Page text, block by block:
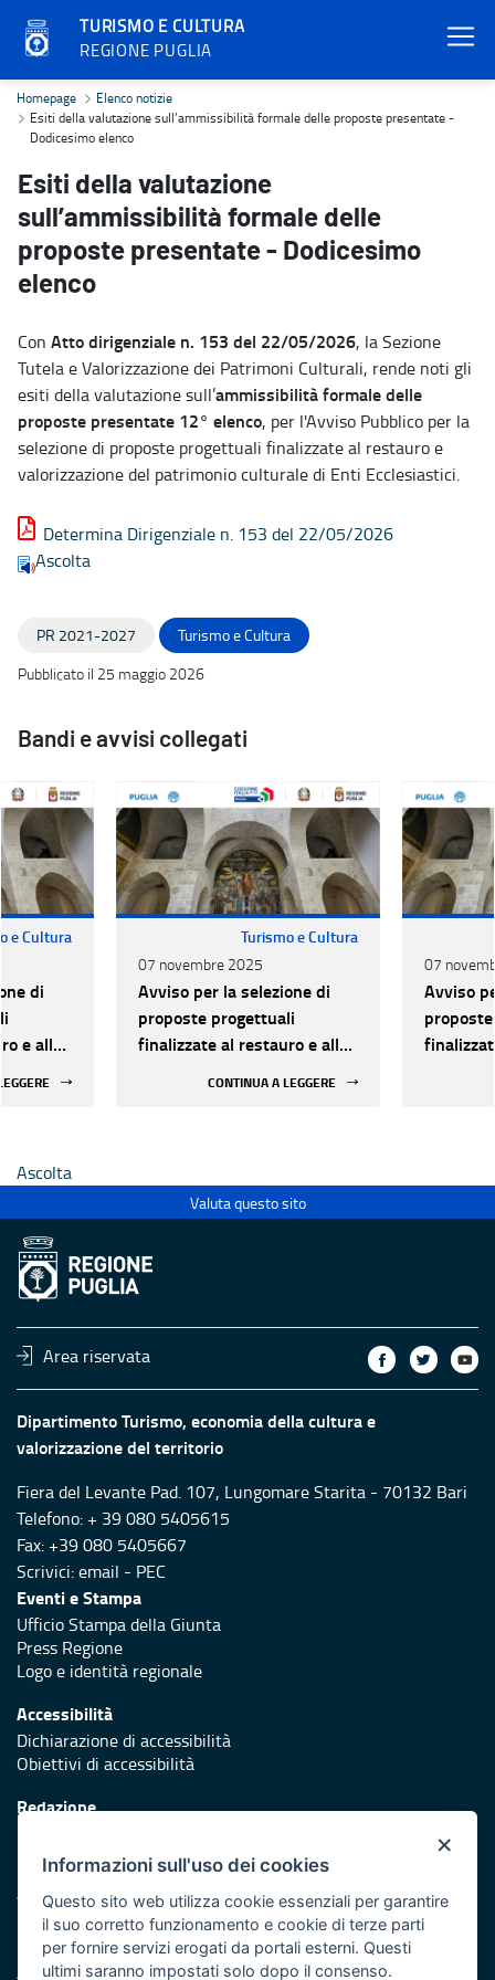
TURISMO E CULTURA
REGIONE PUGLIA
Esiti della valutazione sull’ammissibilità formale delle proposte
Homepage
Elenco notizie
Esiti della valutazione sull’ammissibilità formale delle proposte presentate -
Dodicesimo elenco
Esiti della valutazione
sull’ammissibilità formale delle
proposte presentate - Dodicesimo
elenco
Con Atto dirigenziale n. 153 del 22/05/2026, la Sezione
Tutela e Valorizzazione dei Patrimoni Culturali, rende noti gli
esiti della valutazione sull’ammissibilità formale delle
proposte presentate 12° elenco, per l'Avviso Pubblico per la
selezione di proposte progettuali finalizzate al restauro e
valorizzazione del patrimonio culturale di Enti Ecclesiastici.
Determina Dirigenziale n. 153 del 22/05/2026
Ascolta
PR 2021-2027
Turismo e Cultura
Pubblicato il 25 maggio 2026
Bandi e avvisi collegati
e Cultura
di
e alla
Turismo e Cultura
07 novembre 2025
Avviso per la selezione di
proposte progettuali
finalizzate al restauro e alla
CONTINUA A LEGGERE
07
Avviso
Ascolta
Valuta questo sito
Area riservata
Dipartimento Turismo, economia della cultura e
valorizzazione del territorio
Fiera del Levante Pad. 107, Lungomare Starita - 70132 Bari
Telefono: + 39 080 5405615
Fax: +39 080 5405667
Scrivici:email - PEC
Eventi e Stampa
Ufficio Stampa della Giunta
Press Regione
Logo e identità regionale
Accessibilità
Dichiarazione di accessibilità
Obiettivi di accessibilità
Redazione
Protezione civile
Vai al sito di Protezione Civile Puglia
Iniziativa finanziata con risorse del POR Puglia 2014/2020 -
Asse XI
×
Informazioni sull'uso dei cookies
Questo sito web utilizza cookie essenziali per garantire
il suo corretto funzionamento e cookie di terze parti
per fornire servizi erogati da portali esterni. Questi
ultimi saranno impostati solo dopo il consenso.